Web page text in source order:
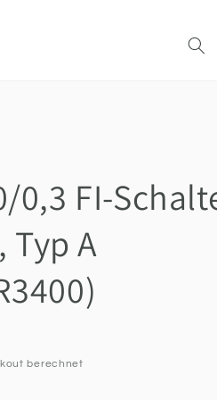
0,3 FI-
Typ A
berechnet